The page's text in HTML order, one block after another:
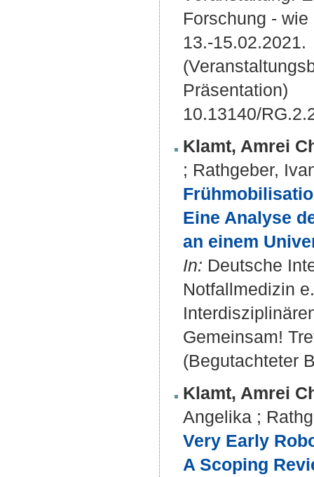
Forschung -
13.-15.02.2021.
Präsentation)
10.13140/
Klamt, Amrei
; Rathgeber,
Eine Analyse
an einem
In: Deutsche
Notfallmedizin
Gemeinsam!
(Begutachteter
Klamt, Amrei
Angelika ;
Very Early
A Scoping